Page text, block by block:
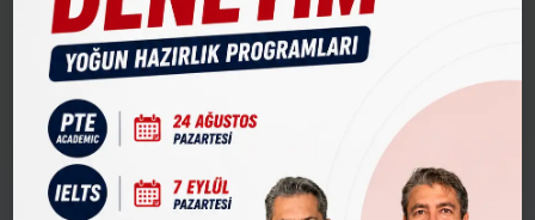
TOEFL Masters eğitimi bir ay süren ve adayları
sınava etkin ve eksiksiz olarak hazırlamak üzere
tasa...